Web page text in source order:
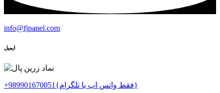
info@fjpanel.com
ایمیل
+989901670051{فقط واتس اپ یا تلگرام}